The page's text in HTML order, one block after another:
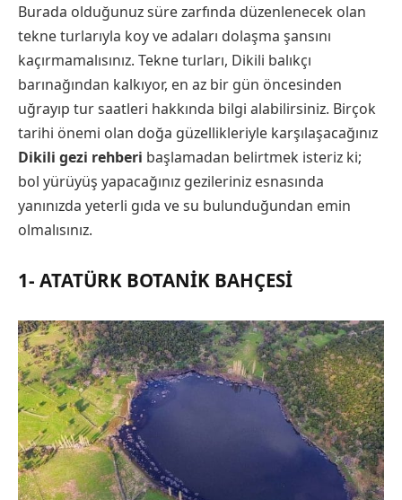
Burada olduğunuz süre zarfında düzenlenecek olan
tekne turlarıyla koy ve adaları dolaşma şansını
kaçırmamalısınız. Tekne turları, Dikili balıkçı
barınağından kalkıyor, en az bir gün öncesinden
uğrayıp tur saatleri hakkında bilgi alabilirsiniz. Birçok
tarihi önemi olan doğa güzellikleriyle karşılaşacağınız
Dikili gezi rehberi başlamadan belirtmek isteriz ki;
bol yürüyüş yapacağınız gezileriniz esnasında
yanınızda yeterli gıda ve su bulunduğundan emin
olmalısınız.
1- ATATÜRK BOTANIK BAHÇESI